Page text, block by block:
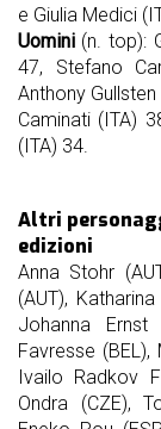
e Giulia Medici
Uomini (n. top):
47, Stefano
Anthony
Caminati (ITA)
(ITA) 34.
Altri
edizioni
Anna Stohr
(AUT),
Johanna Ernst
Favresse (BEL),
Ivailo Radkov
Ondra (CZE),